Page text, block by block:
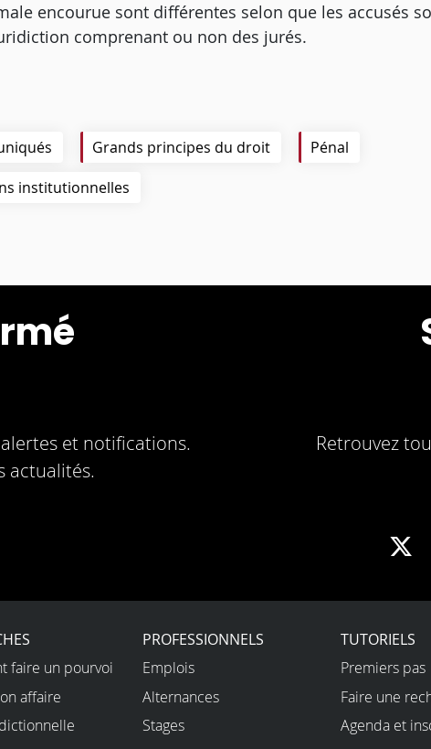
encourue sont différentes selon que les accusés
comprenant ou non des jurés.
Grands principes du droit
Pénal
institutionnelles
et notifications.
actualités.
Retrouvez
X
faire un pourvoi
affaire
PROFESSIONNELS
Emplois
Alternances
Stages
TUTORIELS
Premiers pas
Faire une
Agenda et